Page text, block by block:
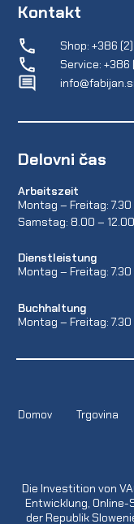
Kontakt
Shop: +386
Service: +386
info@fabijan.si
Delovni čas
Arbeitszeit
Montag – Freitag: 7.30
Samstag: 8.00 – 12.00
Dienstleistung
Montag – Freitag: 7.30
Buchhaltung
Montag – Freitag: 7.30
Domov Trgovina
Die Investition von
Entwicklung, Online-
der Republik